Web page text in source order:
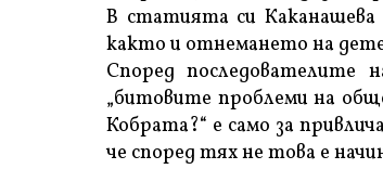
В статията си Каканашева
както и отнемането на
Според последователите
„битовите проблеми на
Кобрата?“ е само за
че според тях не това е